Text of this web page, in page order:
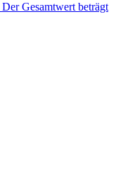
Gesamtwert beträgt